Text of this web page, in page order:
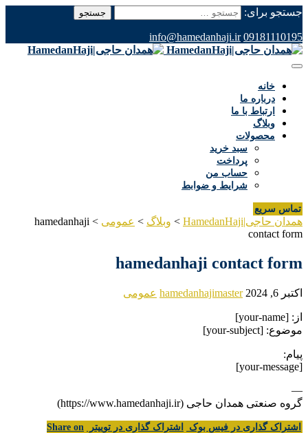
جستجو برای:
09181110195
info@hamedanhaji.ir
خانه
درباره ما
ارتباط با ما
وبلاگ
محصولات
سبد خرید
پرداخت
حساب من
شرایط و ضوابط
تماس سریع
همدان حاجی|HamedanHaji > وبلاگ > عمومی >
hamedanhaji
contact form
hamedanhaji contact form
اکتبر 6, 2024 hamedanhajimaster عمومی
از: [your-name]
موضوع: [your-subject]
پیام:
[your-message]
—
گروه صنعتی همدان حاجی (https://www.hamedanhaji.ir)
اشتراک گذاری در فیس بوک اشتراک گذاری در توییتر
Share on